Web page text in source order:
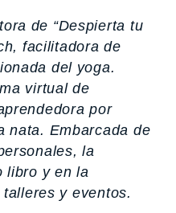
de “Despierta tu
facilitadora de
del yoga.
virtual de
por
nata. Embarcada de
la
libro y en la
y eventos.